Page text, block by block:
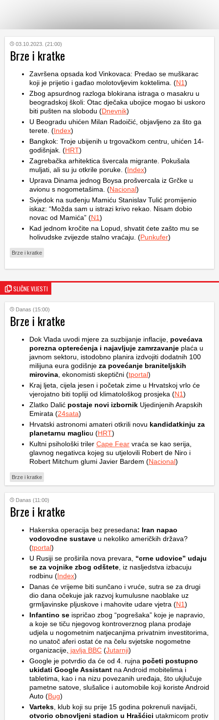
KATEGORIJE
HRVATSKI
WEB
03.10.2023. (21:00)
Brze i kratke
Završena opsada kod Vinkovaca: Predao se muškarac
koji je prijetio i gađao molotovljevim koktelima. (N1)
Zbog apsurdnog razloga blokirana istraga o masakru u
beogradskoj školi: Otac dječaka ubojice mogao bi uskoro
biti pušten na slobodu (Dnevnik)
U Beogradu uhićen Milan Radoičić, objavljeno za što ga
terete. (Index)
Bangkok: Troje ubijenih u trgovačkom centru, uhićen 14-
godišnjak. (HRT)
Zagrebačka arhitektica švercala migrante. Pokušala
muljati, ali su ju otkrile poruke. (Index)
Uprava Dinama jednog Boysa prošvercala iz Grčke u
avionu s nogometašima. (Nacional)
Svjedok na suđenju Mamiću Stanislav Tulić promijenio
iskaz: “Možda sam u istrazi krivo rekao. Nisam dobio
novac od Mamića” (N1)
Kad jednom kročite na Lopud, shvatit ćete zašto mu se
holivudske zvijezde stalno vraćaju. (Punkufer)
Brze i kratke
SLIČNE VIJESTI
Danas (15:00)
Brze i kratke
Dok Vlada uvodi mjere za suzbijanje inflacije, povećava
porezna opterećenja i najavljuje zamrzavanje plaća u
javnom sektoru, istodobno planira izdvojiti dodatnih 100
milijuna eura godišnje za povećanje braniteljskih
mirovina , ekonomisti skeptični (tportal)
Kraj ljeta, cijela jesen i početak zime u Hrvatskoj vrlo će
vjerojatno biti topliji od klimatološkog prosjeka (N1)
Zlatko Dalić postaje novi izbornik Ujedinjenih Arapskih
Emirata (24sata)
Hrvatski astronomi amateri otkrili novu kandidatkinju za
planetarnu maglicu (HRT)
Kultni psihološki triler Cape Fear vraća se kao serija,
glavnog negativca kojeg su utjelovili Robert de Niro i
Robert Mitchum glumi Javier Bardem (Nacional)
Brze i kratke
Danas (11:00)
Brze i kratke
Hakerska operacija bez presedana: Iran napao
vodovodne sustave u nekoliko američkih država?
(tportal)
U Rusiji se proširila nova prevara, “crne udovice” udaju
se za vojnike zbog odštete , iz nasljedstva izbacuju
rodbinu (Index)
Danas će vrijeme biti sunčano i vruće, sutra se za drugi
dio dana očekuje jak razvoj kumulusne naoblake uz
grmljavinske pljuskove i mahovite udare vjetra (N1)
Infantino se ispričao zbog “pogrešaka” koje je napravio,
a koje se tiču njegovog kontroverznog plana prodaje
udjela u nogometnim natjecanjima privatnim investitorima,
no unatoč aferi ostat će na čelu svjetske nogometne
organizacije, javlja BBC (Jutarnji)
Google je potvrdio da će od 4. rujna početi postupno
ukidati Google Assistant na Android mobitelima i
tabletima, kao i na nizu povezanih uređaja, što ukjlučuje
pametne satove, slušalice i automobile koji koriste Android
Auto (Bug)
Varteks , klub koji su prije 15 godina pokrenuli navijači,
otvorio obnovljeni stadion u Hrašćici utakmicom protiv